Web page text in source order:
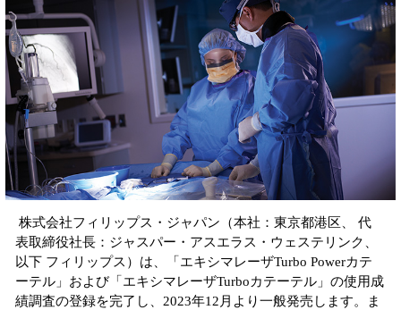
株式会社フィリップス・ジャパン（本社：東京都港区、 代
表取締役社長：ジャスパー・アスエラス・ウェステリンク、
以下 フィリップス）は、「エキシマレーザTurbo Powerカテ
ーテル」および「エキシマレーザTurboカテーテル」の使用成
績調査の登録を完了し、2023年12月より一般発売します。ま